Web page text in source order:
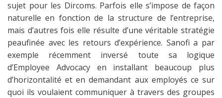
sujet pour les Dircoms. Parfois elle s’impose de façon
naturelle en fonction de la structure de l’entreprise,
mais d’autres fois elle résulte d’une véritable stratégie
peaufinée avec les retours d’expérience. Sanofi a par
exemple récemment inversé toute sa logique
d’Employee Advocacy en installant beaucoup plus
d’horizontalité et en demandant aux employés ce sur
quoi ils voulaient communiquer à travers des groupes